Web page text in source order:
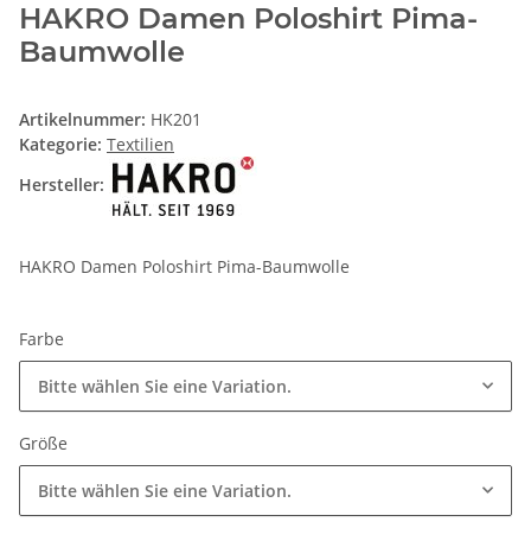
HAKRO Damen Poloshirt Pima-
Baumwolle
Artikelnummer: HK201
Kategorie: Textilien
Hersteller:
HAKRO Damen Poloshirt Pima-Baumwolle
Farbe
Bitte wählen Sie eine Variation.
Größe
Bitte wählen Sie eine Variation.